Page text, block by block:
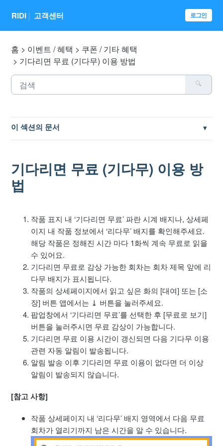
RIDI 고객센터 로그인
홈 이벤트 / 혜택
쿠폰 / 기타 혜택
기다리면 무료 (기다무) 이용 방법
이 섹션의 문서
책 지급 쿠폰
무료 이용권 사용 방법
기다리면 무료 (기다무) 이용 방법
알림 및 앱 푸시 설정 안내
리디 제휴카드 이용 안내
기다리면 무료 (기다무) 이용 방
법
작품 표지 내 ‘기다리면 무료’ 파란 시계 배지나, 상세페
이지 내 작품 정보에서 ‘리다무’ 배지를 확인해주세요.
해당 작품은 정해진 시간 마다 1화씩 계속 무료로 읽을
수 있어요.
기다리면 무료로 감상 가능한 회차는 회차 제목 앞에 리
다무 배지가 표시됩니다.
작품의 상세페이지에서 읽고 싶은 화의 [대여] 또는 [소
장] 버튼 앱에서는 ⤓ 버튼을 눌러주세요.
팝업창에서 ‘기다리면 무료’를 선택한 후 [무료로 보기]
버튼을 눌러주시면 무료 감상이 가능합니다.
기다리면 무료 이용 시간이 갱신되면 다음 기다무 이용
관련 자동 알림이 발송됩니다.
알림 발송 이후 기다리면 무료 이용이 없다면 더 이상
알림이 발송되지 않습니다.
[참고 사항]
작품 상세페이지 내 ‘리다무’ 배지 영역에서 다음 무료
회차가 열리기까지 남은 시간을 알 수 있습니다.